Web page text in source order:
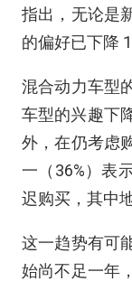
指出，无论是
的偏好已下降
混合动力车型
车型的兴趣下
外，在仍考虑
一（36%）表
迟购买，其中
这一趋势有可
始尚不足一年